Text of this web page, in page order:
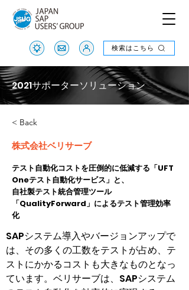
検索はこちら
検索はこちら
2021サポーターソリューション
< Back
株式会社ベリサーブ
テスト自動化コストを圧倒的に低減する「UFT
Oneテスト自動化サービス」と、
自社製テスト統合管理ツール
「QualityForward」によるテスト管理効率
化
SAPシステム導入やバージョンアップで
は、その多くの工数をテストが占め、テ
ストにかかるコストも大きなものとなっ
ています。ベリサーブは、SAPシステム